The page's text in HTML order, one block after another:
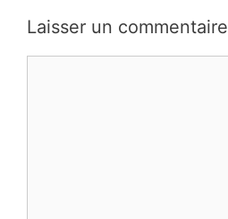
Laisser un commentaire